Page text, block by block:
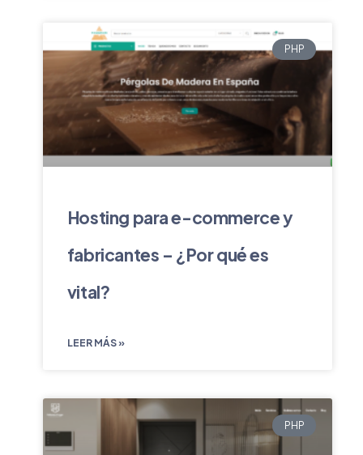
PHP
Hosting para e-commerce y
fabricantes – ¿Por qué es
vital?
LEER MÁS »
PHP